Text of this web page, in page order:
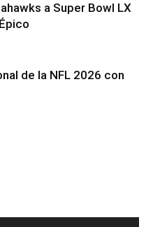
a Super Bowl LX
de la NFL 2026 con